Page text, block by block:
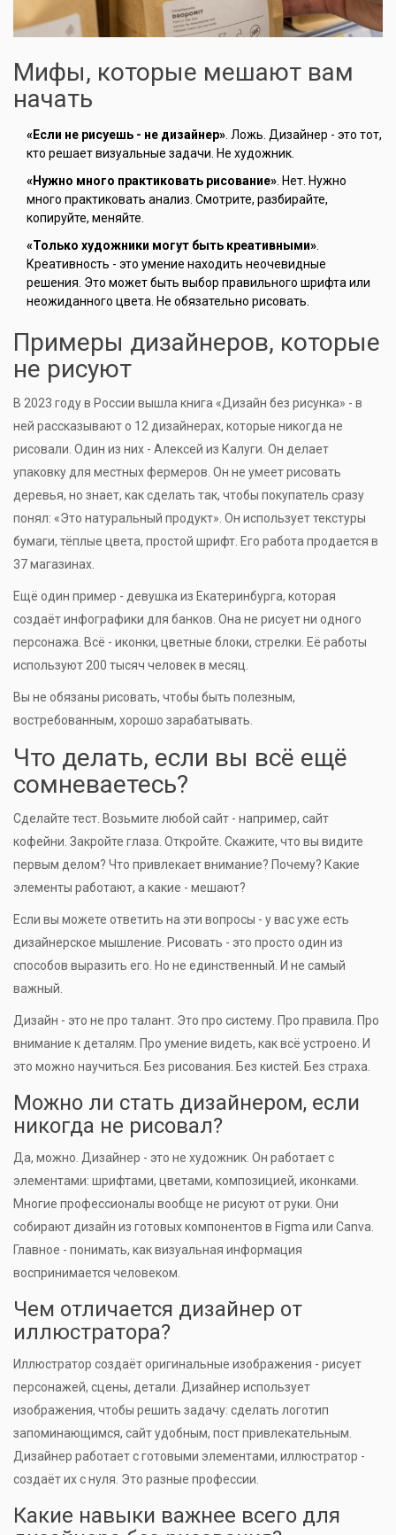
Мифы, которые мешают вам
начать
«Если не рисуешь - не дизайнер». Ложь. Дизайнер - это тот,
кто решает визуальные задачи. Не художник.
«Нужно много практиковать рисование». Нет. Нужно
много практиковать анализ. Смотрите, разбирайте,
копируйте, меняйте.
«Только художники могут быть креативными».
Креативность - это умение находить неочевидные
решения. Это может быть выбор правильного шрифта или
неожиданного цвета. Не обязательно рисовать.
Примеры дизайнеров, которые
не рисуют
В 2023 году в России вышла книга «Дизайн без рисунка» - в
ней рассказывают о 12 дизайнерах, которые никогда не
рисовали. Один из них - Алексей из Калуги. Он делает
упаковку для местных фермеров. Он не умеет рисовать
деревья, но знает, как сделать так, чтобы покупатель сразу
понял: «Это натуральный продукт». Он использует текстуры
бумаги, тёплые цвета, простой шрифт. Его работа продается в
37 магазинах.
Ещё один пример - девушка из Екатеринбурга, которая
создаёт инфографики для банков. Она не рисует ни одного
персонажа. Всё - иконки, цветные блоки, стрелки. Её работы
используют 200 тысяч человек в месяц.
Вы не обязаны рисовать, чтобы быть полезным,
востребованным, хорошо зарабатывать.
Что делать, если вы всё ещё
сомневаетесь?
Сделайте тест. Возьмите любой сайт - например, сайт
кофейни. Закройте глаза. Откройте. Скажите, что вы видите
первым делом? Что привлекает внимание? Почему? Какие
элементы работают, а какие - мешают?
Если вы можете ответить на эти вопросы - у вас уже есть
дизайнерское мышление. Рисовать - это просто один из
способов выразить его. Но не единственный. И не самый
важный.
Дизайн - это не про талант. Это про систему. Про правила. Про
внимание к деталям. Про умение видеть, как всё устроено. И
это можно научиться. Без рисования. Без кистей. Без страха.
Можно ли стать дизайнером, если
никогда не рисовал?
Да, можно. Дизайнер - это не художник. Он работает с
элементами: шрифтами, цветами, композицией, иконками.
Многие профессионалы вообще не рисуют от руки. Они
собирают дизайн из готовых компонентов в Figma или Canva.
Главное - понимать, как визуальная информация
воспринимается человеком.
Чем отличается дизайнер от
иллюстратора?
Иллюстратор создаёт оригинальные изображения - рисует
персонажей, сцены, детали. Дизайнер использует
изображения, чтобы решить задачу: сделать логотип
запоминающимся, сайт удобным, пост привлекательным.
Дизайнер работает с готовыми элементами, иллюстратор -
создаёт их с нуля. Это разные профессии.
Какие навыки важнее всего для